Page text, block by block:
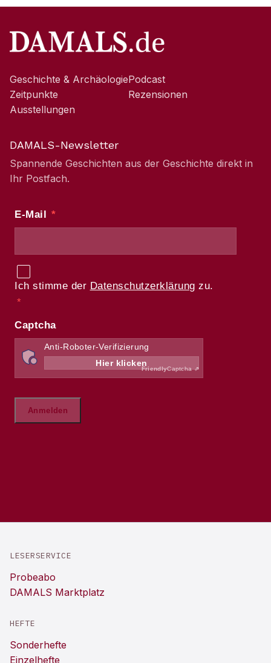
Geschichte & Archäologie
Zeitpunkte
Ausstellungen
Podcast
Rezensionen
DAMALS-Newsletter
Spannende Geschichten aus der Geschichte direkt in
Ihr Postfach.
LESERSERVICE
Probeabo
DAMALS Marktplatz
HEFTE
Sonderhefte
Einzelhefte